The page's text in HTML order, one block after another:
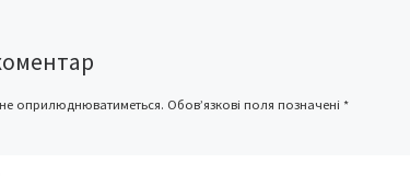
оприлюднюватиметься. Обов’язкові поля позначені *